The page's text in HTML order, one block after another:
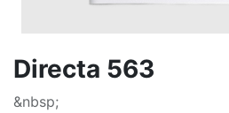
Directa 563
&nbsp;